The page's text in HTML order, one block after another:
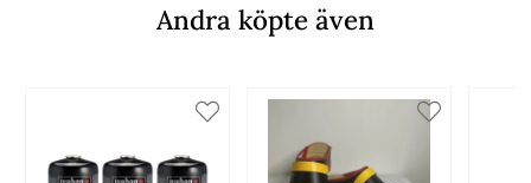
Andra köpte även